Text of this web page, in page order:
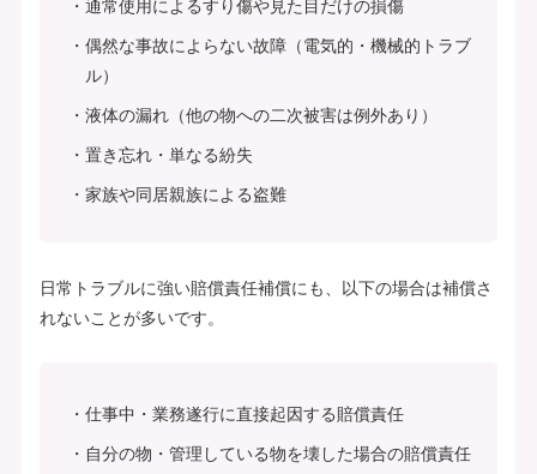
通常使用によるすり傷や見た目だけの損傷
偶然な事故によらない故障（電気的・機械的トラブ
ル）
液体の漏れ（他の物への二次被害は例外あり）
置き忘れ・単なる紛失
家族や同居親族による盗難
日常トラブルに強い賠償責任補償にも、以下の場合は補償さ
れないことが多いです。
仕事中・業務遂行に直接起因する賠償責任
自分の物・管理している物を壊した場合の賠償責任